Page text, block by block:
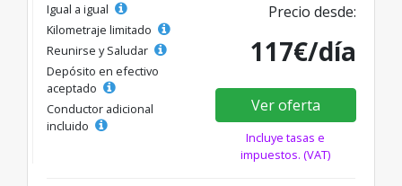
Igual a igual
Kilometraje limitado
Reunirse y Saludar
Depósito en efectivo
aceptado
Conductor adicional
incluido
Precio desde:
117€/día
Ver oferta
Incluye tasas e
impuestos. (VAT)